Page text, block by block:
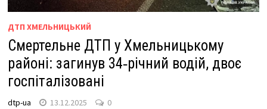
ДТП ХМЕЛЬНИЦЬКИЙ
Смертельне ДТП у Хмельницькому
районі: загинув 34‑річний водій, двоє
госпіталізовані
dtp-ua 13.12.2025 0